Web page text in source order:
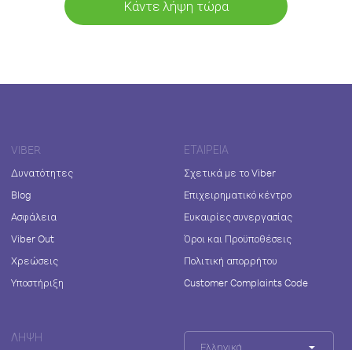
Κάντε λήψη τώρα
VIBER
Δυνατότητες
Blog
Ασφάλεια
Viber Out
Χρεώσεις
Υποστήριξη
ΕΤΑΙΡΕΊΑ
Σχετικά με το Viber
Επιχειρηματικό κέντρο
Ευκαιρίες συνεργασίας
Όροι και Προϋποθέσεις
Πολιτική απορρήτου
Customer Complaints Code
ΛΉΨΗ
Ελληνικά